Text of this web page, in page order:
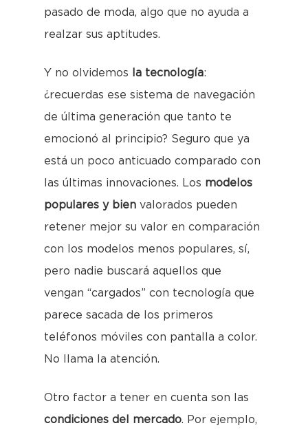
pasado de moda, algo que no ayuda a
realzar sus aptitudes.
Y no olvidemos la tecnología:
¿recuerdas ese sistema de navegación
de última generación que tanto te
emocionó al principio? Seguro que ya
está un poco anticuado comparado con
las últimas innovaciones. Los modelos
populares y bien valorados pueden
retener mejor su valor en comparación
con los modelos menos populares, sí,
pero nadie buscará aquellos que
vengan “cargados” con tecnología que
parece sacada de los primeros
teléfonos móviles con pantalla a color.
No llama la atención.
Otro factor a tener en cuenta son las
condiciones del mercado. Por ejemplo,